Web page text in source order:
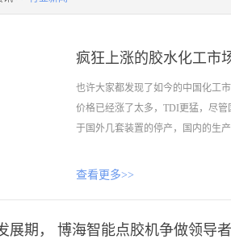
疯狂上涨的胶水化工市
也许大家都发现了如今的中国化工
价格已经涨了太多，TDI更猛，尽
于国外几套装置的停产，国内的生
低的恶性竞争，很多中国企业都坚
查看更多>>
展期， 博海智能点胶机争做领导者